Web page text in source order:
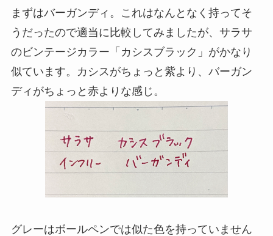
まずはバーガンディ。これはなんとなく持ってそ
うだったので適当に比較してみましたが、サラサ
のビンテージカラー「カシスブラック」がかなり
似ています。カシスがちょっと紫より、バーガン
ディがちょっと赤よりな感じ。
グレーはボールペンでは似た色を持っていません